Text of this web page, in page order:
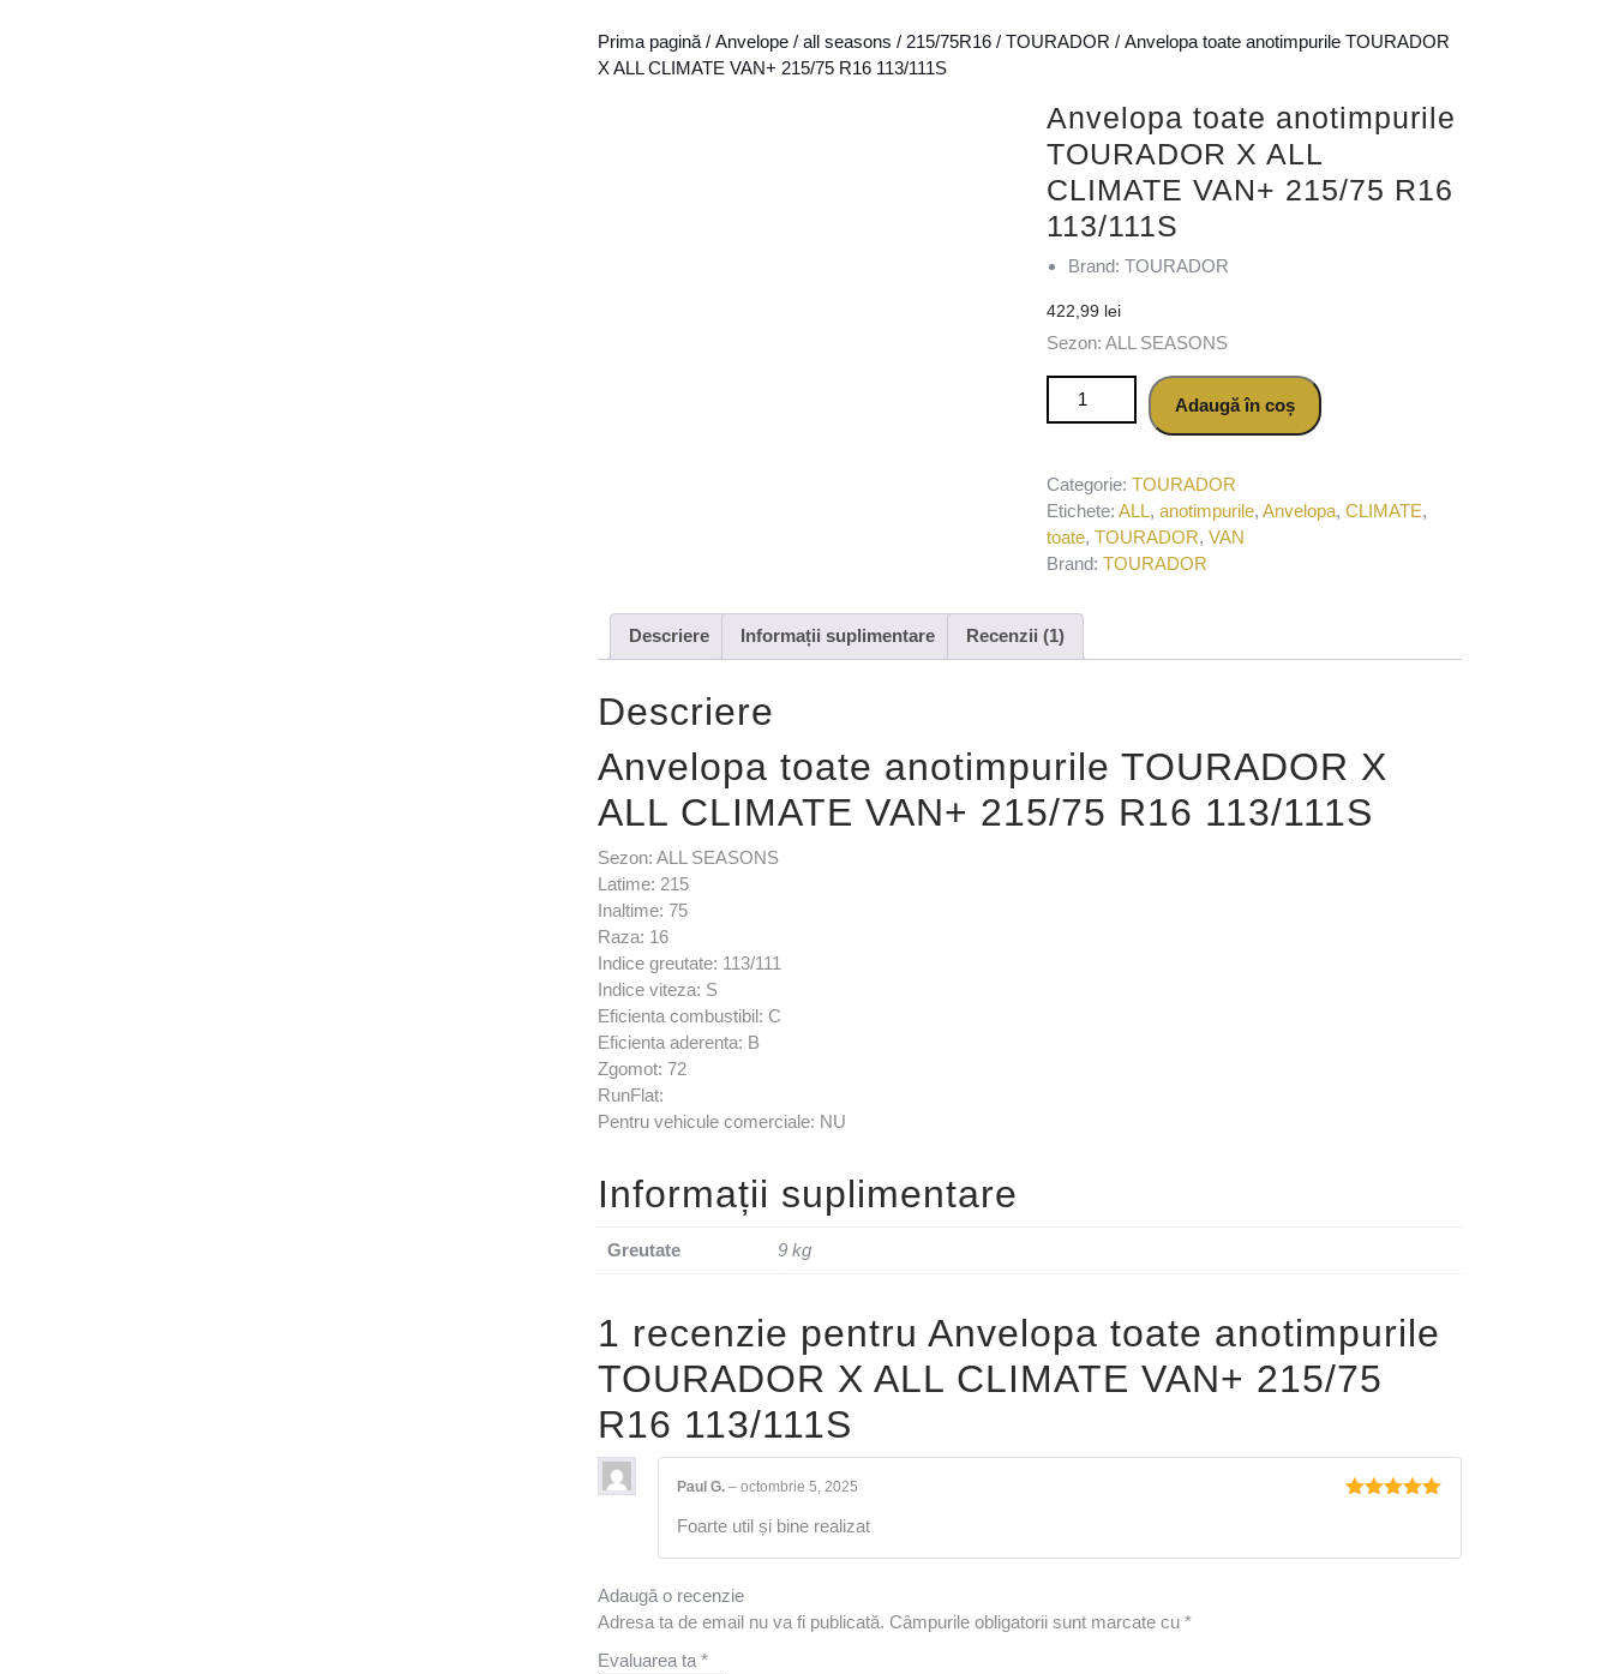
Prima pagină / Anvelope / all seasons / 215/75R16 / TOURADOR / Anvelopa toate anotimpurile TOURADOR
X ALL CLIMATE VAN+ 215/75 R16 113/111S
Anvelopa toate anotimpurile
TOURADOR X ALL
CLIMATE VAN+ 215/75 R16
113/111S
Brand: TOURADOR
422,99 lei
Sezon: ALL SEASONS
Cantitate Anvelopa toate anotimpurile TOURADOR X ALL CLIMATE
Adaugă în coș
Categorie:TOURADOR
Etichete:ALL,anotimpurile,Anvelopa,CLIMATE,
toate,TOURADOR,VAN
Brand:TOURADOR
Descriere Informații suplimentare Recenzii (1)
Descriere
Anvelopa toate anotimpurile TOURADOR X
ALL CLIMATE VAN+ 215/75 R16 113/111S
Sezon: ALL SEASONS
Latime: 215
Inaltime: 75
Raza: 16
Indice greutate: 113/111
Indice viteza: S
Eficienta combustibil: C
Eficienta aderenta: B
Zgomot: 72
RunFlat:
Pentru vehicule comerciale: NU
Informații suplimentare
Greutate 9 kg
1 recenzie pentru Anvelopa toate anotimpurile
TOURADOR X ALL CLIMATE VAN+ 215/75
R16 113/111S
Paul G. – octombrie 5, 2025
Foarte util și bine realizat
Adaugă o recenzie
Adresa ta de email nu va fi publicată. Câmpurile obligatorii sunt marcate cu *
Evaluarea ta *